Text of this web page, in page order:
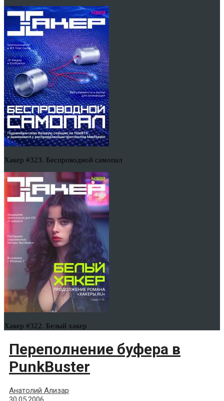
Хакер #323. Беспроводной самопал
Хакер #322. Белый хакер
Переполнение буфера в
PunkBuster
Анатолий Ализар